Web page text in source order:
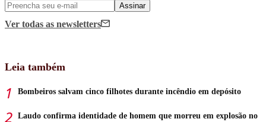
Assinar
Ver todas as newsletters
Leia também
Bombeiros salvam cinco filhotes durante incêndio em depósito
Laudo confirma identidade de homem que morreu em explosão no